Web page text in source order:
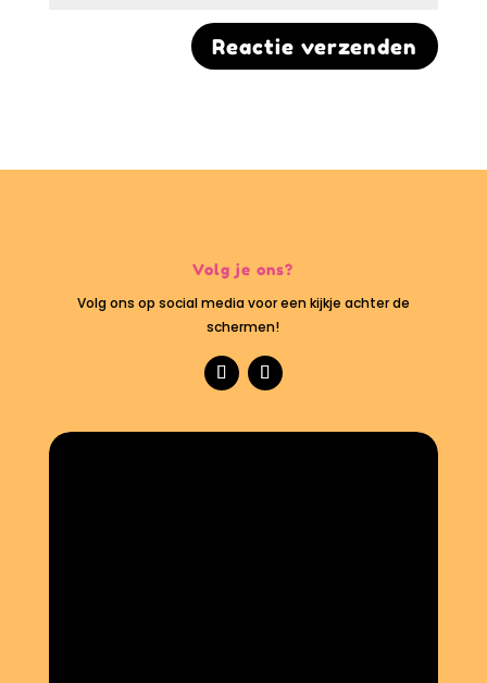
Volg je ons?
Volg ons op social media voor een kijkje achter de
schermen!